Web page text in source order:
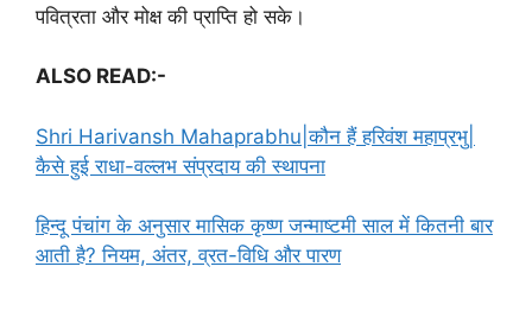
पवित्रता और मोक्ष की प्राप्ति हो सके।
ALSO READ:-
Shri Harivansh Mahaprabhu|कौन हैं हरिवंश महाप्रभु|
कैसे हुई राधा-वल्लभ संप्रदाय की स्थापना
हिन्दू पंचांग के अनुसार मासिक कृष्ण जन्माष्टमी साल में कितनी बार
आती है? नियम, अंतर, व्रत-विधि और पारण